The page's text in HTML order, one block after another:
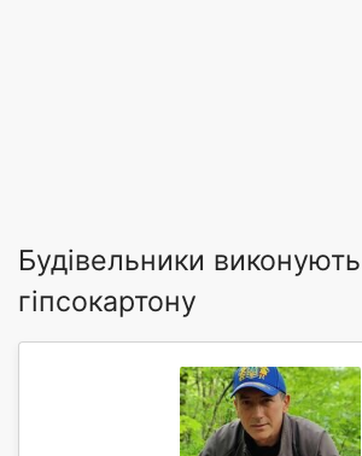
Будівельники
гіпсокартону